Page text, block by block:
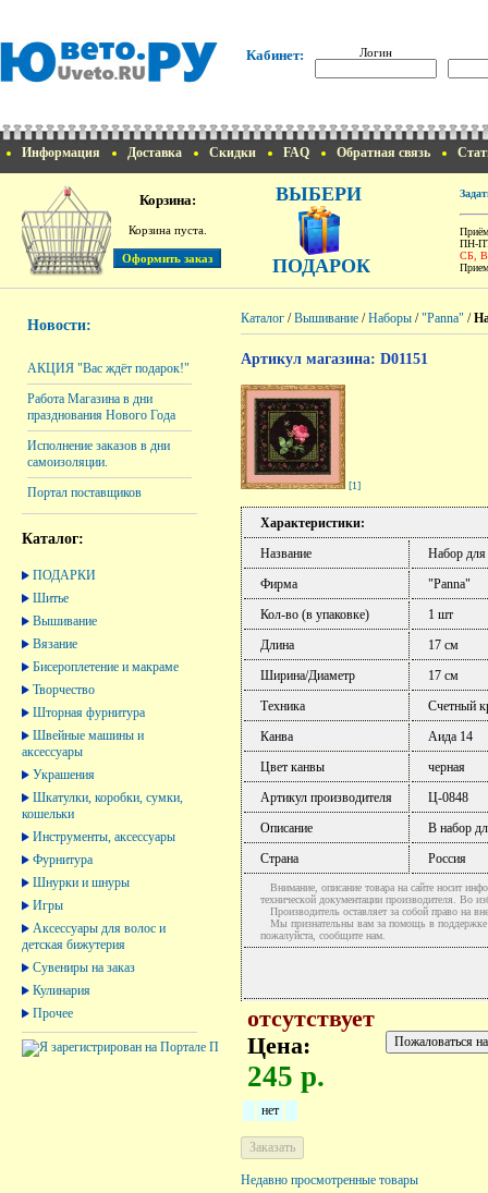
Кабинет: Логин
Информация Доставка Скидки FAQ Обратная связь
Корзина:
Корзина пуста.
ВЫБЕРИ
ПОДАРОК
ПН-
СБ,
Новости:
АКЦИЯ "Вас ждёт подарок!"
Работа Магазина в дни
празднования Нового Года
Исполнение заказов в дни
самоизоляции.
Портал поставщиков
Каталог:
ПОДАРКИ
Шитье
Вышивание
Вязание
Бисероплетение и макраме
Творчество
Шторная фурнитура
Швейные машины и
аксессуары
Украшения
Шкатулки, коробки, сумки,
кошельки
Инструменты, аксессуары
Фурнитура
Шнурки и шнуры
Игры
Аксессуары для волос и
детская бижутерия
Сувениры на заказ
Кулинария
Прочее
Каталог /Вышивание /Наборы /"Panna" /
Артикул магазина: D01151
[1]
Характеристики:
Название
Набор
Фирма
"Panna"
Кол-во (в упаковке)
1 шт
Длина
17 см
Ширина/Диаметр
17 см
Техника
Счетный
Канва
Аида 14
Цвет канвы
черная
Артикул производителя
Ц-0848
Описание
В набор
Страна
Россия
Внимание, описание товара на сайте носит
технической документации производителя. Во
Производитель оставляет за собой право на
Мы признательны вам за помощь в поддержке
пожалуйста, сообщите нам.
отсутствует
Цена:
245 р.
нет
Недавно просмотренные товары